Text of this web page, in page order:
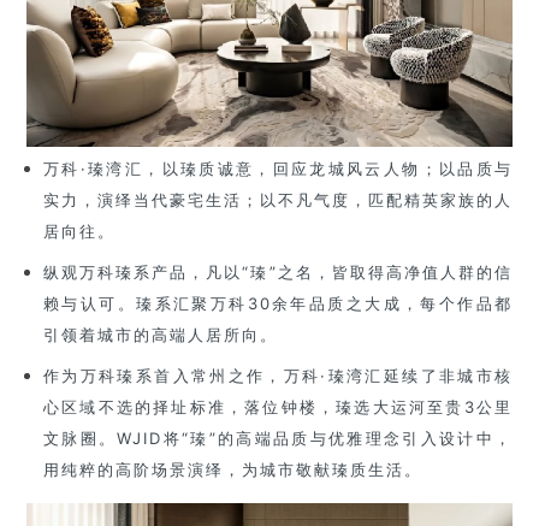
万科·瑧湾汇，以瑧质诚意，回应龙城风云人物；以品质与
实力，演绎当代豪宅生活；以不凡气度，匹配精英家族的人
居向往。
纵观万科瑧系产品，凡以“瑧”之名，皆取得高净值人群的信
赖与认可。瑧系汇聚万科30余年品质之大成，每个作品都
引领着城市的高端人居所向。
作为万科瑧系首入常州之作，万科·瑧湾汇延续了非城市核
心区域不选的择址标准，落位钟楼，瑧选大运河至贵3公里
文脉圈。WJID将“瑧”的高端品质与优雅理念引入设计中，
用纯粹的高阶场景演绎，为城市敬献瑧质生活。